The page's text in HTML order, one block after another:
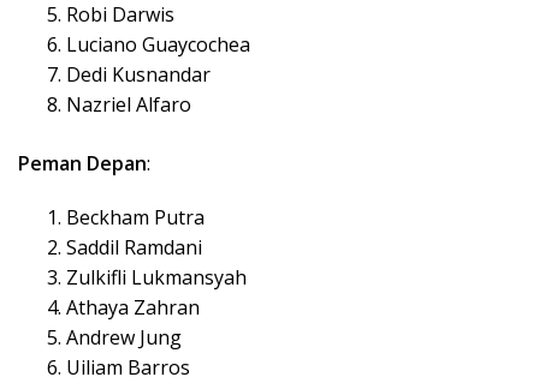
Robi Darwis
Luciano Guaycochea
Dedi Kusnandar
Nazriel Alfaro
Peman Depan:
Beckham Putra
Saddil Ramdani
Zulkifli Lukmansyah
Athaya Zahran
Andrew Jung
Uiliam Barros